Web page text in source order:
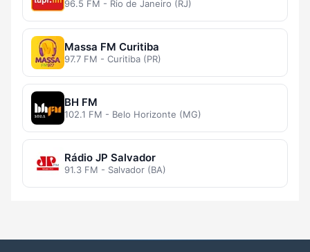
96.5 FM - Rio de Janeiro (RJ)
Massa FM Curitiba
97.7 FM - Curitiba (PR)
BH FM
102.1 FM - Belo Horizonte (MG)
Rádio JP Salvador
91.3 FM - Salvador (BA)